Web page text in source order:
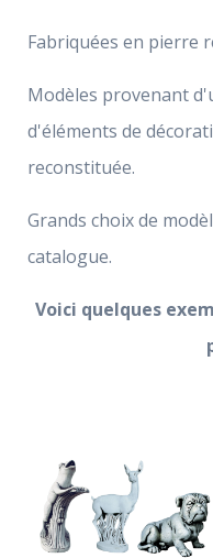
Fabriquées en pierre
Modèles provenant
d'éléments de
reconstituée.
Grands choix de
catalogue.
Voici quelques